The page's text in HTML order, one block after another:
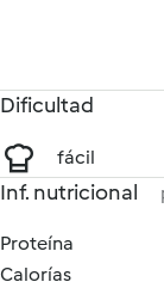
Dificultad
fácil
Inf. nutricional
Proteína
Calorías